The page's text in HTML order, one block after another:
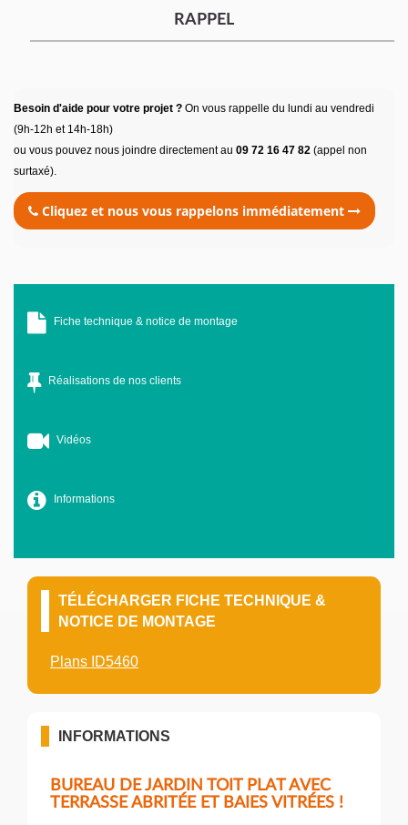
RAPPEL
Besoin d'aide pour votre projet ? On vous rappelle du lundi au vendredi
(9h-12h et 14h-18h)
ou vous pouvez nous joindre directement au 09 72 16 47 82 (appel non
surtaxé).
Cliquez et nous vous rappelons immédiatement
Fiche technique & notice de montage
Réalisations de nos clients
Vidéos
Informations
TÉLÉCHARGER FICHE TECHNIQUE &
NOTICE DE MONTAGE
Plans ID5460
INFORMATIONS
BUREAU DE JARDIN TOIT PLAT AVEC
TERRASSE ABRITÉE ET BAIES VITRÉES !